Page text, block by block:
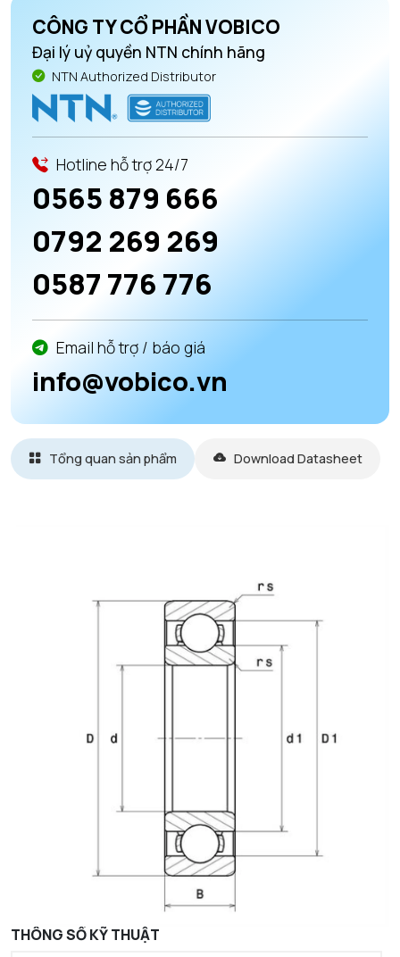
CÔNG TY CỔ PHẦN VOBICO
Đại lý uỷ quyền NTN chính hãng
NTN Authorized Distributor
Hotline hỗ trợ 24/7
0565 879 666
0792 269 269
0587 776 776
Email hỗ trợ / báo giá
info@vobico.vn
Tổng quan sản phẩm Download Datasheet
THÔNG SỐ KỸ THUẬT